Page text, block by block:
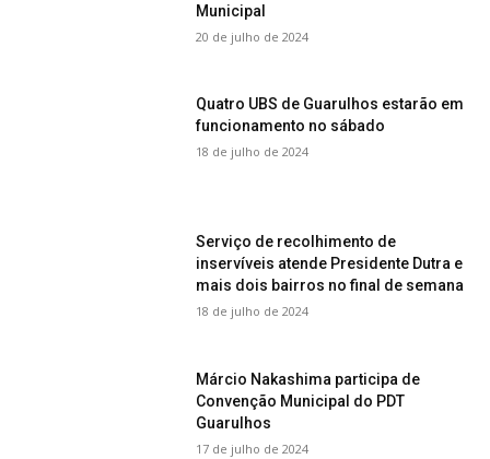
Municipal
20 de julho de 2024
Quatro UBS de Guarulhos estarão em
funcionamento no sábado
18 de julho de 2024
Serviço de recolhimento de
inservíveis atende Presidente Dutra e
mais dois bairros no final de semana
18 de julho de 2024
Márcio Nakashima participa de
Convenção Municipal do PDT
Guarulhos
17 de julho de 2024